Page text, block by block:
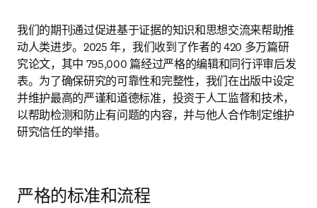
我们的期刊通过促进基于证据的知识和思想交流来帮助推
动人类进步。2025 年，我们收到了作者的 420 多万篇研
究论文，其中 795,000 篇经过严格的编辑和同行评审后发
表。为了确保研究的可靠性和完整性，我们在出版中设定
并维护最高的严谨和道德标准，投资于人工监督和技术，
以帮助检测和防止有问题的内容，并与他人合作制定维护
研究信任的举措。
严格的标准和流程